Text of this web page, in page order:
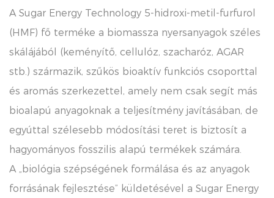
A Sugar Energy Technology 5-hidroxi-metil-furfurol
(HMF) fő terméke a biomassza nyersanyagok széles
skálájából (keményítő, cellulóz, szacharóz, AGAR
stb.) származik, szűkös bioaktív funkciós csoporttal
és aromás szerkezettel, amely nem csak segít más
bioalapú anyagoknak a teljesítmény javításában, de
egyúttal szélesebb módosítási teret is biztosít a
hagyományos fosszilis alapú termékek számára.
A „biológia szépségének formálása és az anyagok
forrásának fejlesztése” küldetésével a Sugar Energy